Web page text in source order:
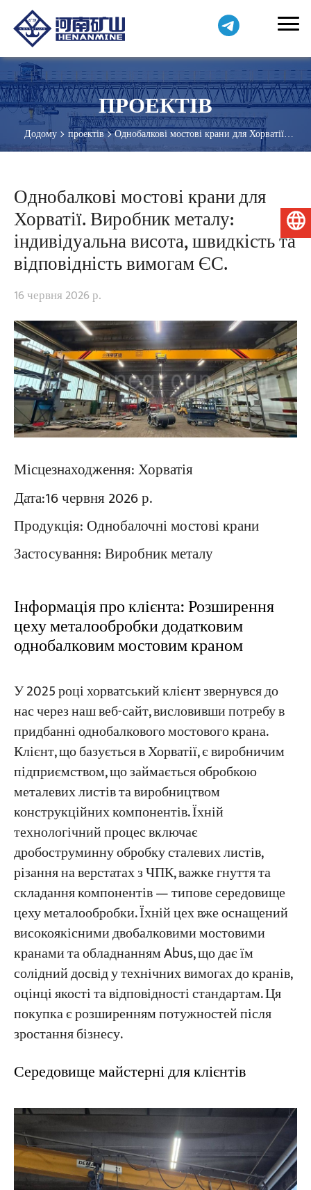
Новини
Про нас
Зв'яжіться з нами
ПРОЕКТІВ
Додому проектів
Однобалкові мостові крани для Хорватії.
Виробник металу: індивідуальна висота, швидкість та
Однобалкові мостові крани для
Хорватії. Виробник металу:
індивідуальна висота, швидкість та
відповідність вимогам ЄС.
16 червня 2026 р.
Місцезнаходження:Хорватія
Дата:16 червня 2026 р.
Продукція:Однобалочні мостові крани
Застосування:Виробник металу
Інформація про клієнта: Розширення
цеху металообробки додатковим
однобалковим мостовим краном
У 2025 році хорватський клієнт звернувся до
нас через наш веб-сайт, висловивши потребу в
придбанні однобалкового мостового крана.
Клієнт, що базується в Хорватії, є виробничим
підприємством, що займається обробкою
металевих листів та виробництвом
конструкційних компонентів. Їхній
технологічний процес включає
дробоструминну обробку сталевих листів,
різання на верстатах з ЧПК, важке гнуття та
складання компонентів — типове середовище
цеху металообробки. Їхній цех вже оснащений
високоякісними двобалковими мостовими
кранами та обладнанням Abus, що дає їм
солідний досвід у технічних вимогах до кранів,
оцінці якості та відповідності стандартам. Ця
покупка є розширенням потужностей після
зростання бізнесу.
Середовище майстерні для клієнтів
Українська